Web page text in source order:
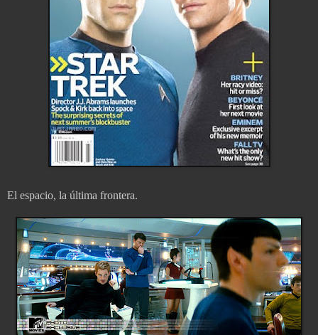
El espacio, la última frontera.